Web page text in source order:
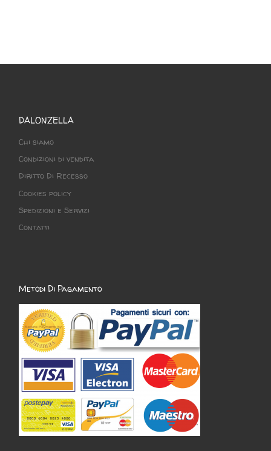
DALONZELLA
Chi siamo
Condizioni di vendita
Diritto Di Recesso
Cookies policy
Spedizioni e Servizi
Contatti
Metodi Di Pagamento